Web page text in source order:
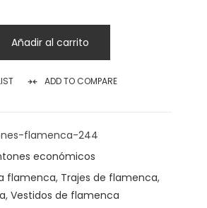
Añadir al carrito
ADD TO COMPARE
flamenca-244
económicos
flamenca, Trajes de flamenca,
, Vestidos de flamenca